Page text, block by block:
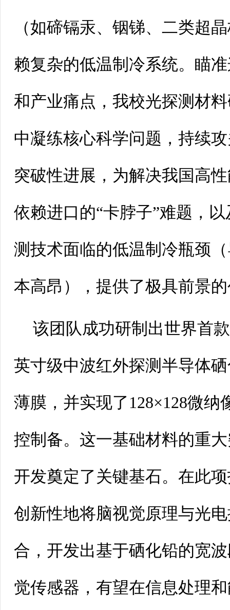
（如碲镉汞、铟锑、二类超
赖复杂的低温制冷系统。瞄
和产业痛点，我校光探测材
中凝练核心科学问题，持续
突破性进展，为解决我国高
依赖进口的“卡脖子”难题，
测技术面临的低温制冷瓶颈
本高昂），提供了极具前景
该团队成功研制出世界首
英寸级中波红外探测半导体
薄膜，并实现了128×128微纳
控制备。这一基础材料的重
开发奠定了关键基石。在此
创新性地将脑视觉原理与光
合，开发出基于硒化铅的宽
觉传感器，有望在信息处理